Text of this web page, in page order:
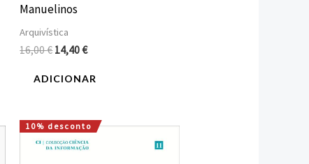
Manuelinos
Arquivística
16,00€14,40€
ADICIONAR
10% desconto
O
preço
O
preço